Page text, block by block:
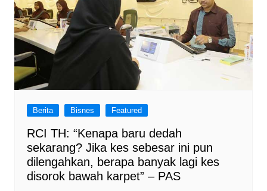
Berita Bisnes Featured
RCI TH: “Kenapa baru dedah
sekarang? Jika kes sebesar ini pun
dilengahkan, berapa banyak lagi kes
disorok bawah karpet” – PAS